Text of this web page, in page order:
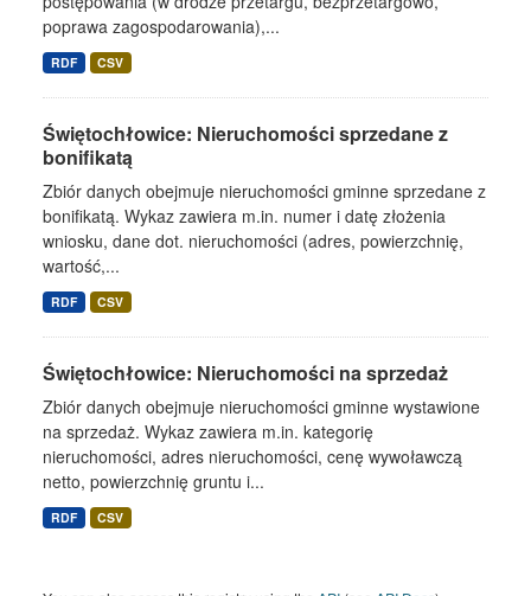
poprawa zagospodarowania),...
RDF CSV
Świętochłowice: Nieruchomości sprzedane z
bonifikatą
Zbiór danych obejmuje nieruchomości gminne sprzedane z
bonifikatą. Wykaz zawiera m.in. numer i datę złożenia
wniosku, dane dot. nieruchomości (adres, powierzchnię,
wartość,...
RDF CSV
Świętochłowice: Nieruchomości na sprzedaż
Zbiór danych obejmuje nieruchomości gminne wystawione
na sprzedaż. Wykaz zawiera m.in. kategorię
nieruchomości, adres nieruchomości, cenę wywoławczą
netto, powierzchnię gruntu i...
RDF CSV